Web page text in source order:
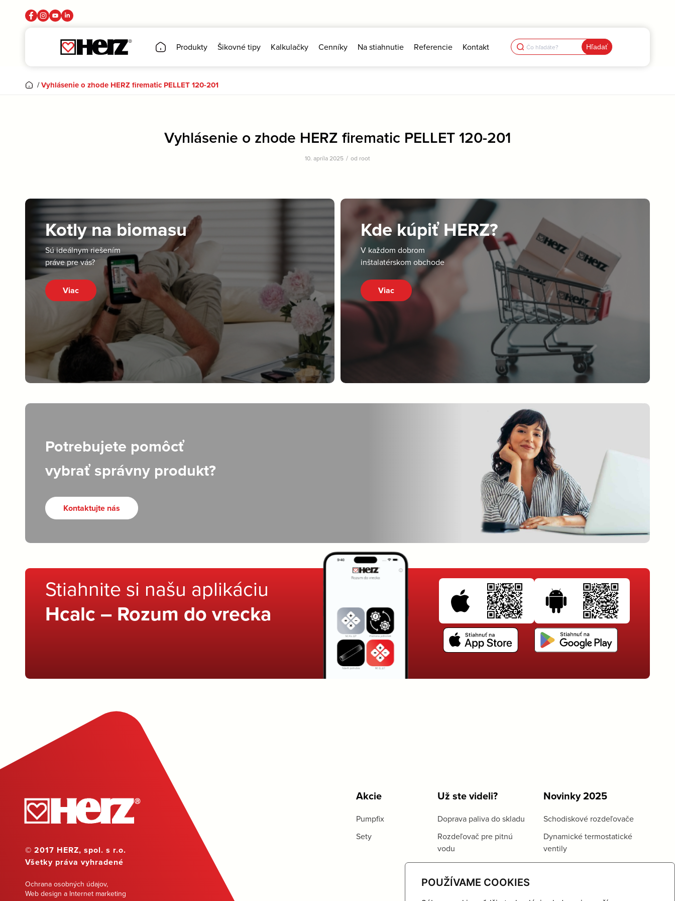
POUŽÍVAME COOKIES
Produkty Šikovné tipy Kalkulačky Cenníky Na stiahnutie Referencie Kontakt Search
for:
/Vyhlásenie o zhode HERZ firematic PELLET 120-201
Vyhlásenie o zhode HERZ firematic PELLET 120-201
10. apríla 2025 / od root
Kotly na biomasu
Sú ideálnym riešením
práve pre vás?
Viac
Kde kúpiť HERZ?
V každom dobrom
inštalatérskom obchode
Viac
Potrebujete pomôcť
vybrať správny produkt?
Kontaktujte nás
Stiahnite si našu aplikáciu
Hcalc – Rozum do vrecka
© 2017 HERZ, spol. s r.o.
Všetky práva vyhradené
Ochrana osobných údajov,
Web design a Internet marketing
Akcie
Pumpfix
Sety
Už ste videli?
Doprava paliva do skladu
Rozdeľovač pre pitnú
vodu
Novinky 2025
Schodiskové rozdeľovače
Dynamické termostatické
ventily